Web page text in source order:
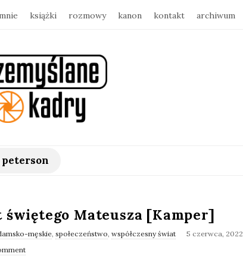
książki rozmowy kanon kontakt archiwum
peterson
świętego Mateusza [Kamper]
męskie społeczeństwo współczesny świat 5 czerwca, 2022